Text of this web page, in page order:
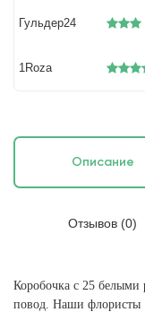
Гульдер24
1Roza
Описание
Отзывов (0)
Коробочка с 25
повод. Наши флористы